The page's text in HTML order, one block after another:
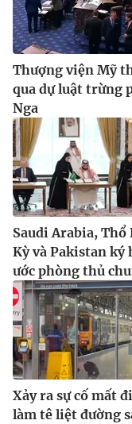
Ðiện thoại Thời báo
Email:toasoan@vtv.vn
Liên hệ quảng cáo:
® Cấm sao chép dưới
thuận bằng văn bản.
thông tin từ website
Thượng viện Mỹ
qua dự luật trừng
Nga
Saudi Arabia, Thổ
Kỳ và Pakistan ký
ước phòng thủ
Xảy ra sự cố mất
làm tê liệt đường